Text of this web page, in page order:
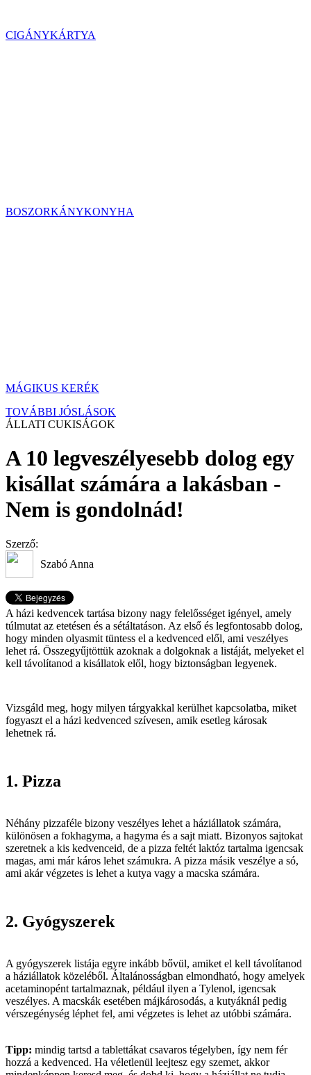
CIGÁNYKÁRTYA
BOSZORKÁNYKONYHA
MÁGIKUS KERÉK
TOVÁBBI JÓSLÁSOK
ÁLLATI CUKISÁGOK
A 10 legveszélyesebb dolog egy
kisállat számára a lakásban -
Nem is gondolnád!
Szerző:
Szabó Anna
A házi kedvencek tartása bizony nagy felelősséget igényel, amely
túlmutat az etetésen és a sétáltatáson. Az első és legfontosabb dolog,
hogy minden olyasmit tüntess el a kedvenced elől, ami veszélyes
lehet rá. Összegyűjtöttük azoknak a dolgoknak a listáját, melyeket el
kell távolítanod a kisállatok elől, hogy biztonságban legyenek.
Vizsgáld meg, hogy milyen tárgyakkal kerülhet kapcsolatba, miket
fogyaszt el a házi kedvenced szívesen, amik esetleg károsak
lehetnek rá.
1. Pizza
Néhány pizzaféle bizony veszélyes lehet a háziállatok számára,
különösen a fokhagyma, a hagyma és a sajt miatt. Bizonyos sajtokat
szeretnek a kis kedvenceid, de a pizza feltét laktóz tartalma igencsak
magas, ami már káros lehet számukra. A pizza másik veszélye a só,
ami akár végzetes is lehet a kutya vagy a macska számára.
2. Gyógyszerek
A gyógyszerek listája egyre inkább bővül, amiket el kell távolítanod
a háziállatok közeléből. Általánosságban elmondható, hogy amelyek
acetaminopént tartalmaznak, például ilyen a Tylenol, igencsak
veszélyes. A macskák esetében májkárosodás, a kutyáknál pedig
vérszegénység léphet fel, ami végzetes is lehet az utóbbi számára.
Tipp: mindig tartsd a tablettákat csavaros tégelyben, így nem fér
hozzá a kedvenced. Ha véletlenül leejtesz egy szemet, akkor